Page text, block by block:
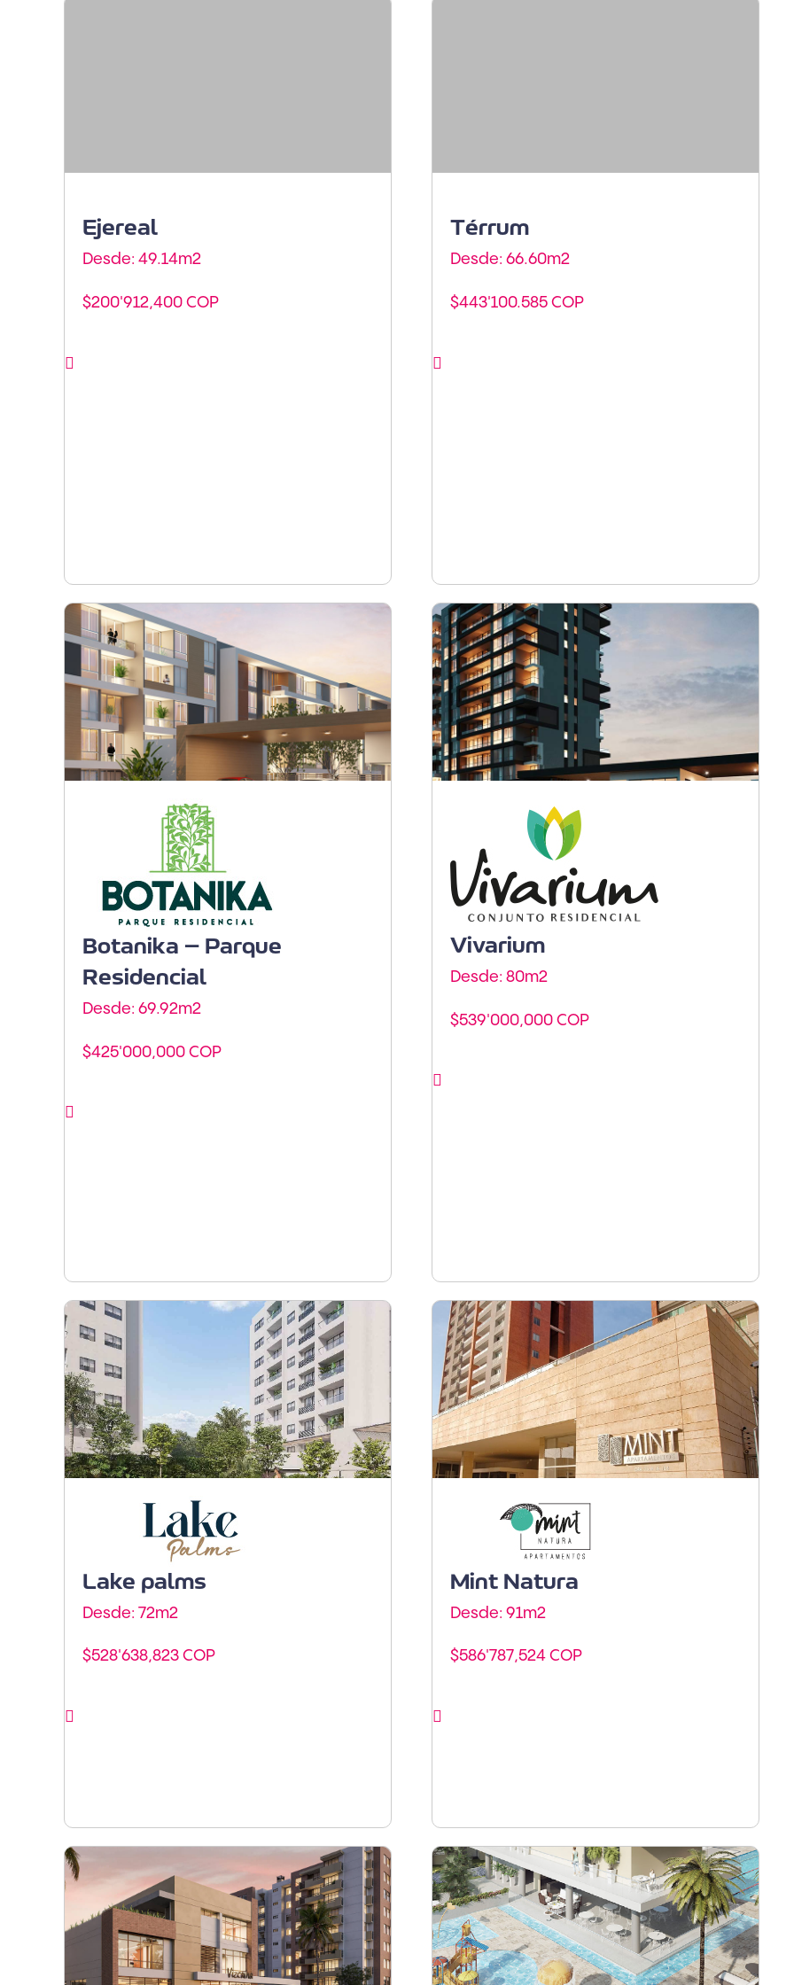
Ejereal
Desde: 49.14m2
$200'912,400 COP
Térrum
Desde: 66.60m2
$443'100.585 COP
Armenia - Avenida
Centenario
Botanika – Parque
Residencial
Desde: 69.92m2
$425'000,000 COP
Armenia - Av.
Centenario
Vivarium
Desde: 80m2
$539'000,000 COP
Barranquilla -
Buenavista
Lake palms
Desde: 72m2
$528'638,823 COP
Barranquilla - Portal del
Genovés
Mint Natura
Desde: 91m2
$586'787,524 COP